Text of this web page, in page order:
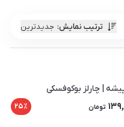
ترتیب نمایش: جدیدترین
| چارلز بوکوفسکی
تومان 25٪